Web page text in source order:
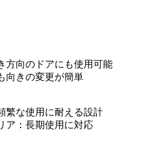
方向のドアにも使用可能
向きの変更が簡単
繁な使用に耐える設計
ア：長期使用に対応